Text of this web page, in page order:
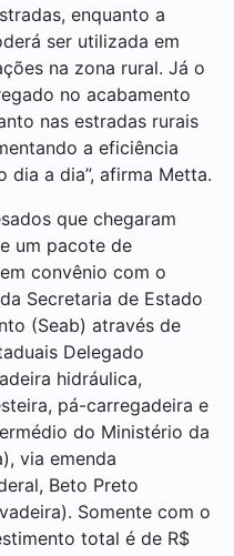
enquanto a
ser utilizada em
na zona rural. Já o
no acabamento
nas estradas rurais
a eficiência
dia a dia”, afirma Metta.
que chegaram
um pacote de
convênio com o
Secretaria de Estado
(Seab) através de
Delegado
hidráulica,
pá-carregadeira e
do Ministério da
via emenda
Beto Preto
Somente com o
total é de R$